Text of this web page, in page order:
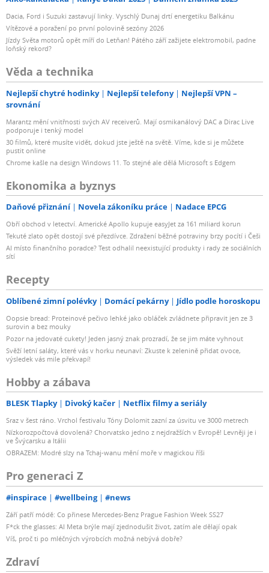
Dacia, Ford i Suzuki zastavují linky. Vyschlý Dunaj drtí energetiku Balkánu
Vítězové a poražení po první polovině sezóny 2026
Jízdy Světa motorů opět míří do Letňan! Pátého září zažijete elektromobil, padne
loňský rekord?
Věda a technika
Nejlepší chytré hodinky Nejlepší telefony
Nejlepší VPN –
srovnání
Marantz mění vnitřnosti svých AV receiverů. Mají osmikanálový DAC a Dirac Live
podporuje i tenký model
30 filmů, které musíte vidět, dokud jste ještě na světě. Víme, kde si je můžete
pustit online
Chrome kašle na design Windows 11. To stejné ale dělá Microsoft s Edgem
Ekonomika a byznys
Daňové přiznání Novela zákoníku práce Nadace EPCG
Obří obchod v letectví. Americké Apollo kupuje easyJet za 161 miliard korun
Tekuté zlato opět dostojí své přezdívce. Zdražení běžné potraviny brzy pocítí i Češi
AI místo finančního poradce? Test odhalil neexistující produkty i rady ze sociálních
sítí
Recepty
Oblíbené zimní polévky Domácí pekárny Jídlo podle horoskopu
Oopsie bread: Proteinové pečivo lehké jako obláček zvládnete připravit jen ze 3
surovin a bez mouky
Pozor na jedovaté cukety! Jeden jasný znak prozradí, že se jim máte vyhnout
Svěží letní saláty, které vás v horku neunaví: Zkuste k zelenině přidat ovoce,
výsledek vás mile překvapí!
Hobby a zábava
BLESK Tlapky Divoký kačer Netflix filmy a seriály
Sraz v šest ráno. Vrchol festivalu Tóny Dolomit zazní za úsvitu ve 3000 metrech
Nízkorozpočtová dovolená? Chorvatsko jedno z nejdražších v Evropě! Levněji je i
ve Švýcarsku a Itálii
OBRAZEM: Modré slzy na Tchaj-wanu mění moře v magickou říši
Pro generaci Z
#inspirace #wellbeing #news
Září patří módě: Co přinese Mercedes-Benz Prague Fashion Week SS27
F*ck the glasses: AI Meta brýle mají zjednodušit život, zatím ale dělají opak
Víš, proč ti po mléčných výrobcích možná nebývá dobře?
Zdraví